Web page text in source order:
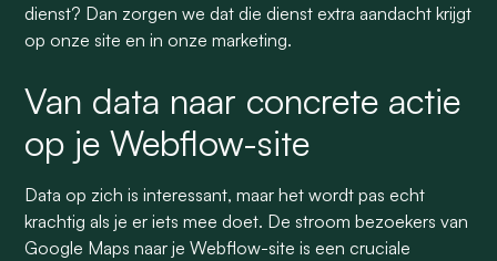
dienst? Dan zorgen we dat die dienst extra aandacht krijgt
op onze site en in onze marketing.
Van data naar concrete actie
op je Webflow-site
Data op zich is interessant, maar het wordt pas echt
krachtig als je er iets mee doet. De stroom bezoekers van
Google Maps naar je Webflow-site is een cruciale